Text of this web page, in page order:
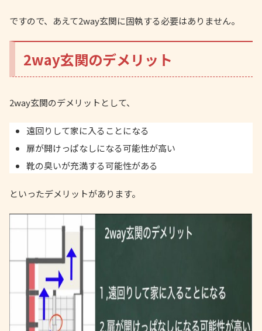
ですので、あえて2way玄関に固執する必要はありません。
2way玄関のデメリット
2way玄関のデメリットとして、
遠回りして家に入ることになる
扉が開けっぱなしになる可能性が高い
靴の臭いが充満する可能性がある
といったデメリットがあります。